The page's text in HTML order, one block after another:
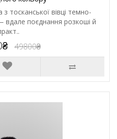
тосканської вівці темно-
поєднання розкоші й
49800₴